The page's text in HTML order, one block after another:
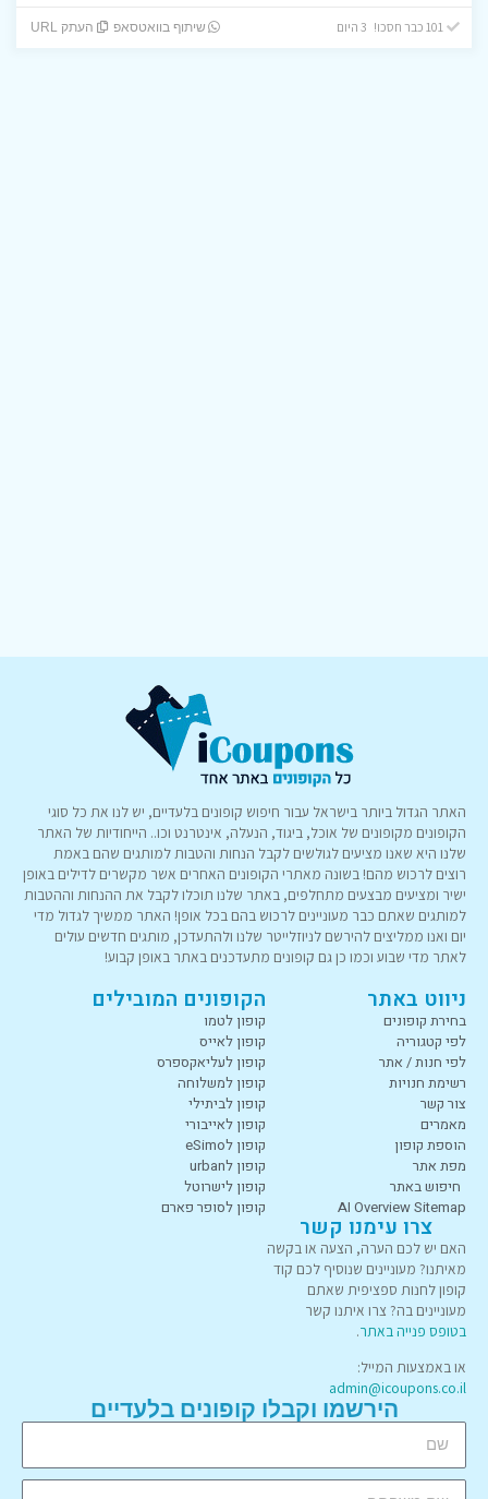
101 כבר חסכו! 3 היום שיתוף בוואטסאפ העתק URL
האתר הגדול ביותר בישראל עבור חיפוש קופונים בלעדיים, יש לנו את כל סוגי
הקופונים מקופונים של אוכל, ביגוד, הנעלה, אינטרנט וכו.. הייחודיות של האתר
שלנו היא שאנו מציעים לגולשים לקבל הנחות והטבות למותגים שהם באמת
רוצים לרכוש מהם! בשונה מאתרי הקופונים האחרים אשר מקשרים לדילים באופן
ישיר ומציעים מבצעים מתחלפים, באתר שלנו תוכלו לקבל את ההנחות וההטבות
למותגים שאתם כבר מעוניינים לרכוש בהם בכל אופן! האתר ממשיך לגדול מדי
יום ואנו ממליצים להירשם לניוזלייטר שלנו ולהתעדכן, מותגים חדשים עולים
לאתר מדי שבוע וכמו כן גם קופונים מתעדכנים באתר באופן קבוע!
ניווט באתר
בחירת קופונים
לפי קטגוריה
לפי חנות / אתר
רשימת חנויות
צור קשר
מאמרים
הוספת קופון
מפת אתר
חיפוש באתר
AI Overview Sitemap
הקופונים המובילים
קופון לטמו
קופון לאייס
קופון לעליאקספרס
קופון למשלוחה
קופון לביתילי
קופון לאייבורי
קופון לeSimo
קופון לurban
קופון לישרוטל
קופון לסופר פארם
צרו עימנו קשר
האם יש לכם הערה, הצעה או בקשה
מאיתנו? מעוניינים שנוסיף לכם קוד
קופון לחנות ספציפית שאתם
מעוניינים בה? צרו איתנו קשר
בטופס פנייה באתר.
או באמצעות המייל:
admin@icoupons.co.il
הירשמו וקבלו קופונים בלעדיים